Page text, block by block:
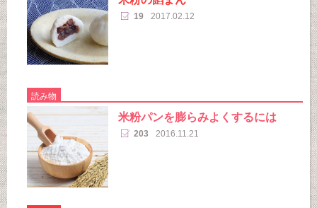
19 2017.02.12
読み物
米粉パンを膨らみよくするには
203 2016.11.21